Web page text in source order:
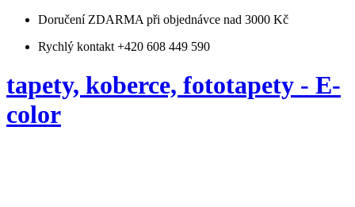
Doručení ZDARMA při objednávce nad 3000 Kč
Rychlý kontakt +420 608 449 590
tapety, koberce, fototapety - E-
color